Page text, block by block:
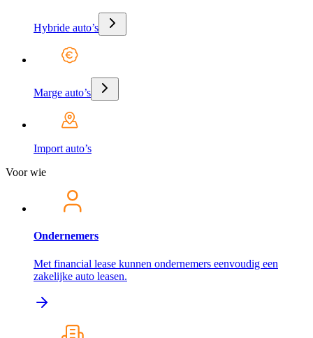
Hybride auto’s
Marge auto’s
Import auto’s
Voor wie
Ondernemers
Met financial lease kunnen ondernemers eenvoudig een
zakelijke auto leasen.